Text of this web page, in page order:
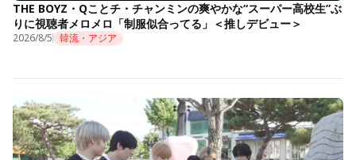
THE BOYZ・Qことチ・チャンミンの爽やかな“スーパー高校生”ぶ
りに視聴者メロメロ「制服似合ってる」＜推しデビュー＞
2026/8/5 韓流・アジア